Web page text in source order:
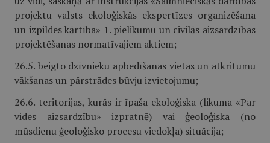
projektu valsts ekoloģiskās ekspertīzes organizēšana
un izpildes kārtība» 1. pielikumu un civilās aizsardzības
projektēšanas normatīvajiem aktiem;
26.5. beigto dzīvnieku apbedīšanas vietas un atkritumu
vākšanas un pārstrādes būvju izvietojumu;
26.6. teritorijas, kurās ir īpaša ekoloģiska (likuma «Par
vides aizsardzību» izpratnē) vai ģeoloģiska (no
mūsdienu ģeoloģisko procesu viedokļa) situācija;